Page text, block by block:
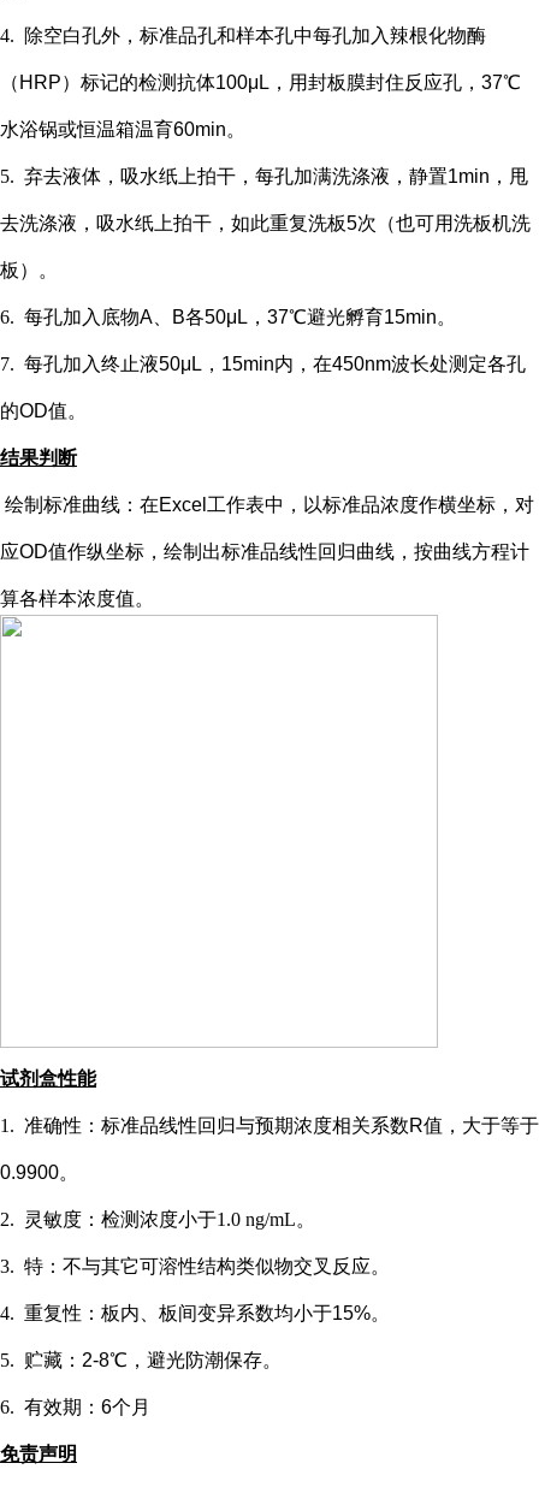
4. 除空白孔外， 标准品孔和样本孔中每孔加入辣根化物酶
（ HRP）标记的检测抗体100μL，用封板膜封住反应孔，37℃
水浴锅或恒温箱温育60min。
5. 弃去液体，吸水纸上拍干，每孔加满洗涤液，静置1min，甩
去洗涤液，吸水纸上拍干，如此重复洗板5次（也可用洗板机洗
板）。
6. 每孔加入底物A、B各50μL，37℃避光孵育15min。
7. 每孔加入终止液50μL，15min内，在450nm波长处测定各孔
的OD值。
结果判断
绘制标准曲线：在Excel工作表中，以标准品浓度作横坐标，对
应OD值作纵坐标，绘制出标准品线性回归曲线，按曲线方程计
算各样本浓度值。
试剂盒性能
1. 准确性：标准品线性回归与预期浓度相关系数R值，大于等于
0.9900。
2. 灵敏度：检测浓度小于1.0 ng/mL。
3. 特：不与其它可溶性结构类似物交叉反应。
4. 重复性：板内、板间变异系数均小于15%。
5. 贮藏： 2-8℃，避光防潮保存。
6. 有效期： 6个月
免责声明